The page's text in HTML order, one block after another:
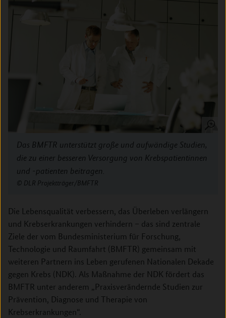
Das BMFTR unterstützt große und aufwändige Studien,
die zu einer besseren Versorgung von Krebspatientinnen
und -patienten beitragen.
DLR Projektträger/BMFTR
Die Lebensqualität verbessern, das Überleben verlängern
und Krebserkrankungen verhindern – das sind zentrale
Ziele der vom Bundesministerium für Forschung,
Technologie und Raumfahrt (BMFTR) gemeinsam mit
weiteren Partnern ins Leben gerufenen Nationalen Dekade
gegen Krebs (NDK). Als Maßnahme der NDK fördert das
BMFTR unter anderem „Praxisverändernde Studien zur
Prävention, Diagnose und Therapie von
Krebserkrankungen“.